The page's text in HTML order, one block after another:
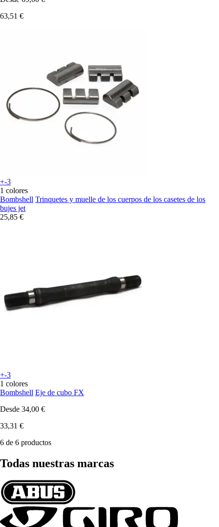
63,51 €
+-3
1 colores
Bombshell Trinquetes y muelle de los cuerpos de los casetes de los
bujes jet
25,85 €
+-3
1 colores
Bombshell Eje de cubo FX
Desde 34,00 €
33,31 €
6 de 6 productos
Todas nuestras marcas